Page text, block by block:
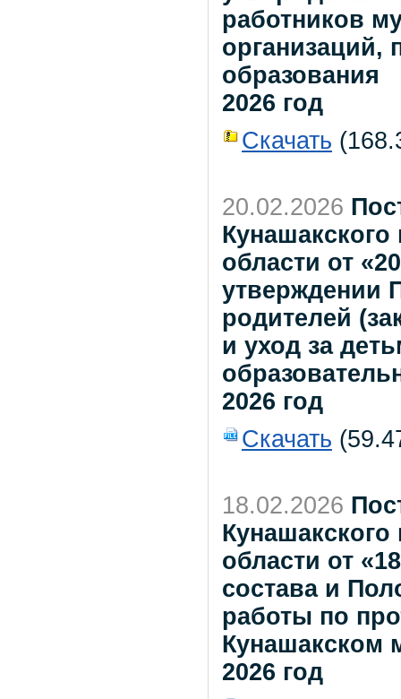
работников
организаций,
образования
2026 год
Скачать
20.02.2026
области от
утверждении
родителей
и уход за
2026 год
Скачать
18.02.2026
области от
состава и
работы по
Кунашакском
2026 год